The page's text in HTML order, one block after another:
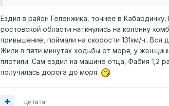
Ездил в район Геленжика, точнее в
ростовской области наткнулись на колонну
привышение, поймали на скорости 131км/ч.. Вся
Жили в пяти минутах ходьбы от моря, у
плотили. Сам ездил на машине отца, Фабия 1,2
получилась дорога до моря.
Цитата